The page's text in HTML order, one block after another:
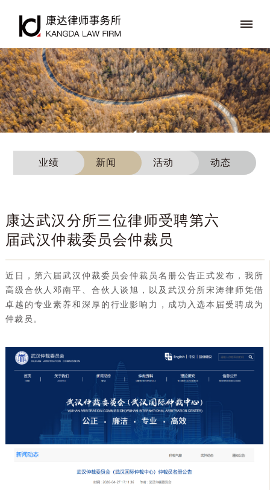
业绩 新闻 活动 动态
康达武汉分所三位律师受聘第六
届武汉仲裁委员会仲裁员
近日，第六届武汉仲裁委员会仲裁员名册公告正式发布，我所
高级合伙人邓南平、合伙人谈旭，以及武汉分所宋涛律师凭借
卓越的专业素养和深厚的行业影响力，成功入选本届受聘成为
仲裁员。